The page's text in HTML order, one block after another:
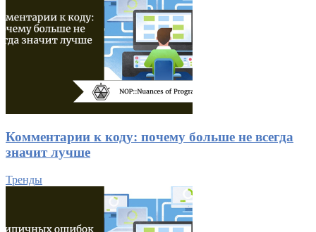
Комментарии к коду: почему больше не всегда
значит лучше
Тренды